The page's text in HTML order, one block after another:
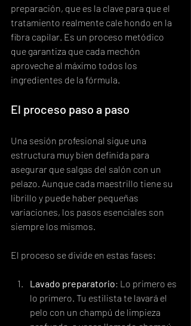
preparación, que es la clave para que el
tratamiento realmente cale hondo en la
fibra capilar. Es un proceso metódico
que garantiza que cada mechón
aproveche al máximo todos los
ingredientes de la fórmula.
El proceso paso a paso
Una sesión profesional sigue una
estructura muy bien definida para
asegurar que salgas del salón con un
pelazo. Aunque cada maestrillo tiene su
librillo y puede haber pequeñas
variaciones, los pasos esenciales son
siempre los mismos.
El proceso se divide en estas fases:
Lavado preparatorio: Lo primero es
lo primero. Tu estilista te lavará el
pelo con un champú de limpieza